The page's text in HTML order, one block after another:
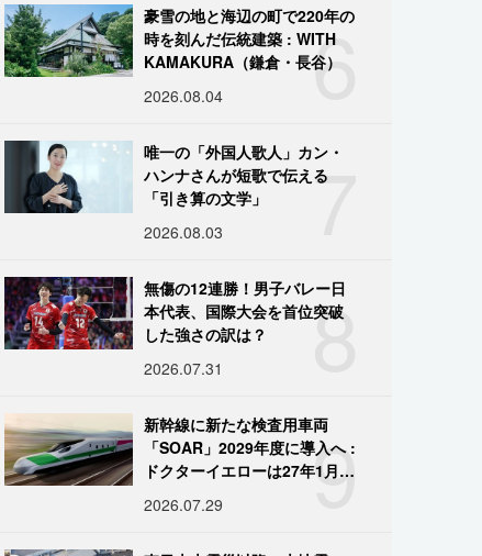
6
豪雪の地と海辺の町で220年の
時を刻んだ伝統建築 : WITH
KAMAKURA（鎌倉・長谷）
2026.08.04
7
唯一の「外国人歌人」カン・
ハンナさんが短歌で伝える
「引き算の文学」
2026.08.03
8
無傷の12連勝！男子バレー日
本代表、国際大会を首位突破
した強さの訳は？
2026.07.31
9
新幹線に新たな検査用車両
「SOAR」2029年度に導入へ :
ドクターイエローは27年1月に
2026.07.29